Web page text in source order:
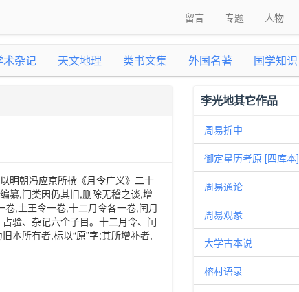
留言 专题 人物
术杂记 天文地理 类书文集 外国名著 国学知识
明朝冯应京所撰《月令广义》二十
纂,门类因仍其旧,删除无稽之谈,增
,土王令一卷,十二月令各一卷,闰月
验、杂记六个子目。十二月令、闰
本所有者,标以“原”字;其所增补者,
李光地其它作品
周易折中
御定星历考原 [四库本]
周易通论
周易观彖
大学古本说
榕村语录